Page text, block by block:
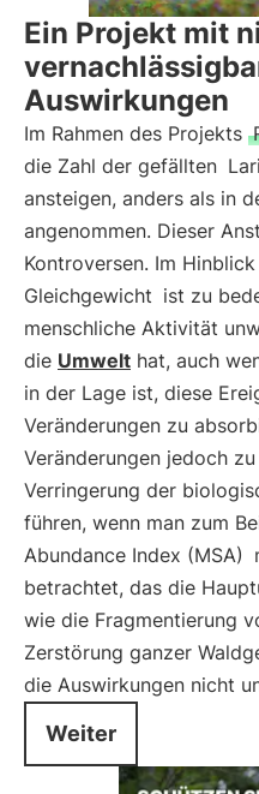
Ein Projekt mit
Auswirkungen
Im Rahmen des Projekts
die Zahl der gefällten
ansteigen, anders als in
angenommen. Dieser
Kontroversen. Im
Gleichgewicht ist zu
menschliche Aktivität
die Umwelt hat, auch
in der Lage ist, diese
Veränderungen zu
Veränderungen jedoch
Verringerung der
führen, wenn man zum
Abundance Index (MSA)
betrachtet, das die
wie die Fragmentierung
Zerstörung ganzer
die Auswirkungen nicht
Weiter